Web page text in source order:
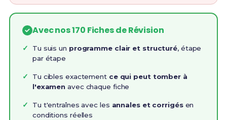
Avec nos 170 Fiches de Révision
Tu suis un programme clair et structuré, étape
par étape
Tu cibles exactement ce qui peut tomber à
l'examen avec chaque fiche
Tu t'entraînes avec les annales et corrigésen
conditions réelles